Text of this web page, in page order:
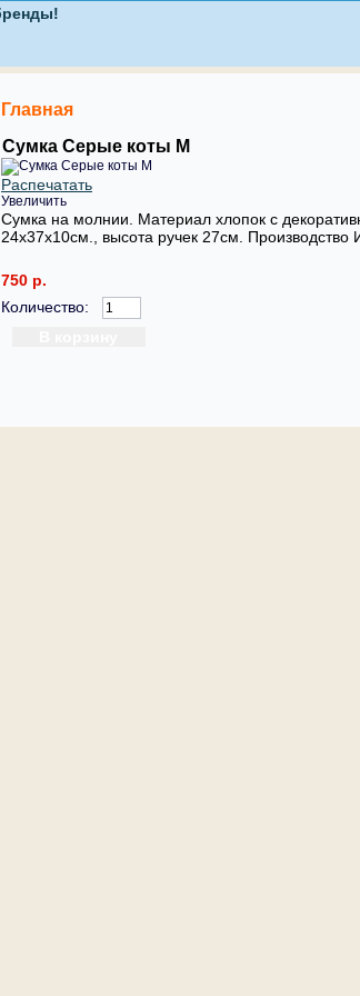
Главная
Сумка Серые коты М
Распечатать
Увеличить
Сумка на молнии. Материал хлопок с
24х37х10см., высота ручек 27см. Производство
750 р.
Количество: